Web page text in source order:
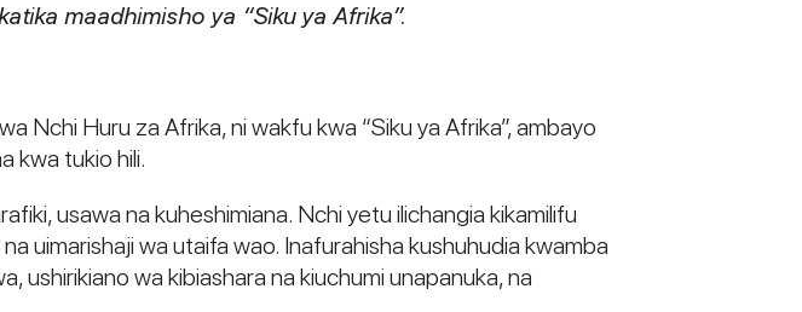
maadhimisho ya “Siku ya Afrika”.
Nchi Huru za Afrika, ni wakfu kwa “Siku ya Afrika”, ambayo
kwa tukio hili.
usawa na kuheshimiana. Nchi yetu ilichangia kikamilifu
uimarishaji wa utaifa wao. Inafurahisha kushuhudia kwamba
ushirikiano wa kibiashara na kiuchumi unapanuka, na